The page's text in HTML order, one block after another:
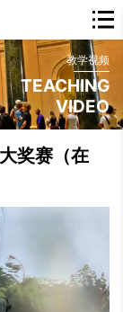
教学视频
TEACHING
VIDEO
教学视频
TEACHING
VIDEO
教学视频
TEACHING
VIDEO
奖赛（在